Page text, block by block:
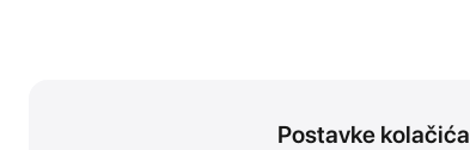
Postavke kolačića